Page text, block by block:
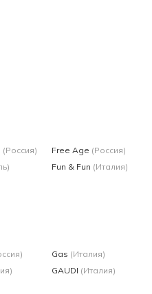
(Россия)
Free Age (Россия)
Fun & Fun (Италия)
Gas (Италия)
GAUDI (Италия)